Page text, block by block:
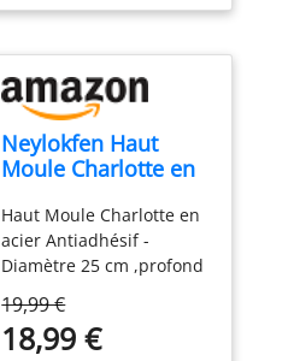
Neylokfen Haut
Moule Charlotte en
Diamètre 25 cm
Hauteur 10 cm
Moule Entremet
Moule Gateau Rond
Terre Cuite -1 piece
Haut Moule Charlotte en
acier Antiadhésif -
Diamètre 25 cm ,profond
19,99 €
18,99 €